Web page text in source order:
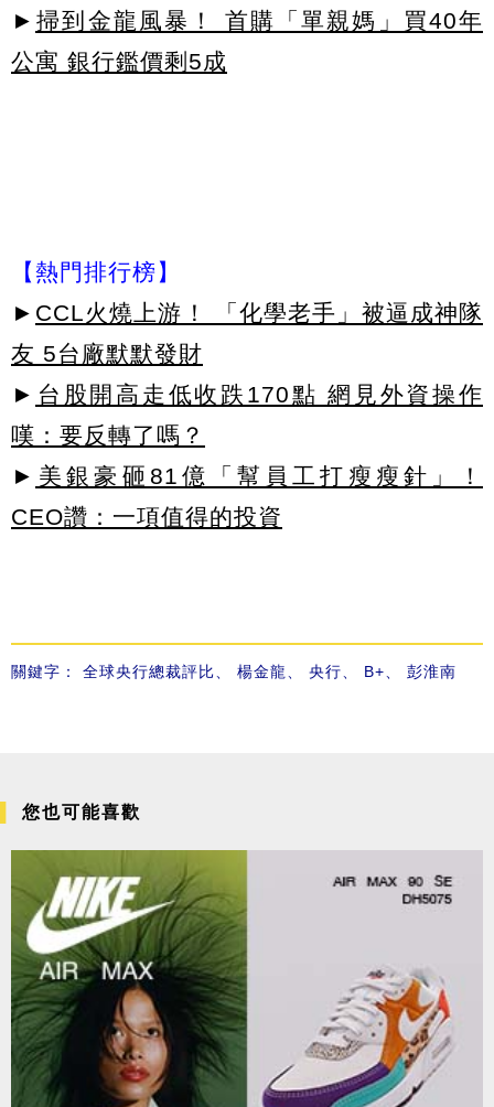
► 掃到金龍風暴！ 首購「單親媽」買40年
公寓 銀行鑑價剩5成
【熱門排行榜】
► CCL火燒上游！ 「化學老手」被逼成神隊
友 5台廠默默發財
► 台股開高走低收跌170點 網見外資操作
嘆：要反轉了嗎？
► 美銀豪砸81億「幫員工打瘦瘦針」！
CEO讚：一項值得的投資
關鍵字： 全球央行總裁評比 楊金龍 央行 B+ 彭淮南
您也可能喜歡